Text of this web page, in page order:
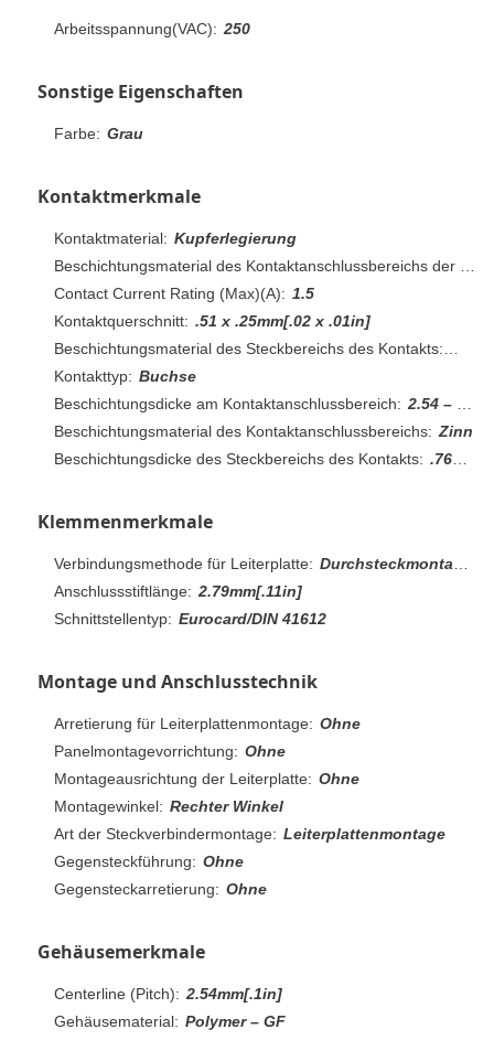
Arbeitsspannung(VAC): 250
Sonstige Eigenschaften
Farbe: Grau
Kontaktmerkmale
Kontaktmaterial: Kupferlegierung
Contact Current Rating (Max)(A): 1.5
Kontaktquerschnitt: .51 x .25mm[.02 x .01in]
Kontakttyp: Buchse
Beschichtungsdicke am Kontaktanschlussbereich: 2.54 – 5.08µm[100 – 200µin]
Beschichtungsmaterial des Kontaktanschlussbereichs: Zinn
Beschichtungsdicke des Steckbereichs des Kontakts: .76µm[30µin]
Klemmenmerkmale
Verbindungsmethode für Leiterplatte: Durchsteckmontage - Löten
Anschlussstiftlänge: 2.79mm[.11in]
Schnittstellentyp: Eurocard/DIN 41612
Montage und Anschlusstechnik
Arretierung für Leiterplattenmontage: Ohne
Panelmontagevorrichtung: Ohne
Montageausrichtung der Leiterplatte: Ohne
Montagewinkel: Rechter Winkel
Art der Steckverbindermontage: Leiterplattenmontage
Gegensteckführung: Ohne
Gegensteckarretierung: Ohne
Gehäusemerkmale
Centerline (Pitch): 2.54mm[.1in]
Gehäusematerial: Polymer – GF